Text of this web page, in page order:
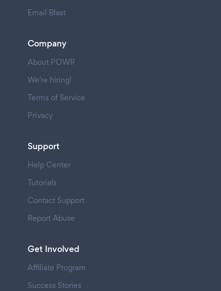
Email Blast
Company
About POWR
We're hiring!
Terms of Service
Privacy
Support
Help Center
Tutorials
Contact Support
Report Abuse
Get Involved
Affiliate Program
Success Stories